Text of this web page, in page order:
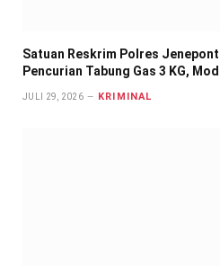
Satuan Reskrim Polres
Pencurian Tabung Gas 3 KG,
JULI 29, 2026 KRIMINAL